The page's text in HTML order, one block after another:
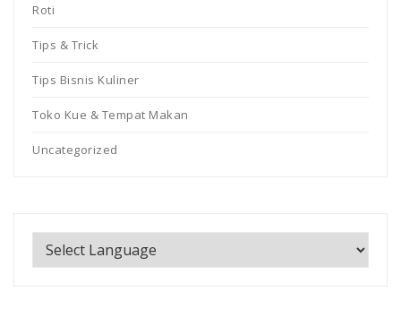
Roti
Tips & Trick
Tips Bisnis Kuliner
Toko Kue & Tempat Makan
Uncategorized